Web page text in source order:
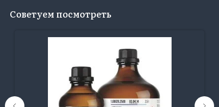
Советуем посмотреть